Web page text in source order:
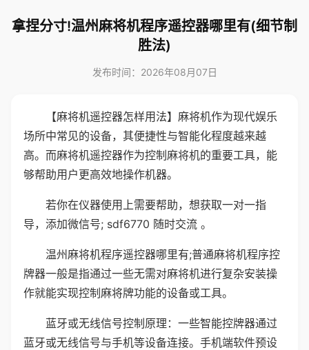
拿捏分寸!温州麻将机程序遥控器哪里有(细节制
胜法)
发布时间：2026年08月07日
【麻将机遥控器怎样用法】麻将机作为现代娱乐
场所中常见的设备，其便捷性与智能化程度越来越
高。而麻将机遥控器作为控制麻将机的重要工具，能
够帮助用户更高效地操作机器。
若你在仪器使用上需要帮助，想获取一对一指
导，添加微信号; sdf6770 随时交流 。
温州麻将机程序遥控器哪里有;普通麻将机程序控
牌器一般是指通过一些无需对麻将机进行复杂安装操
作就能实现控制麻将牌功能的设备或工具。
蓝牙或无线信号控制原理：一些智能控牌器通过
蓝牙或无线信号与手机等设备连接。手机端软件预设